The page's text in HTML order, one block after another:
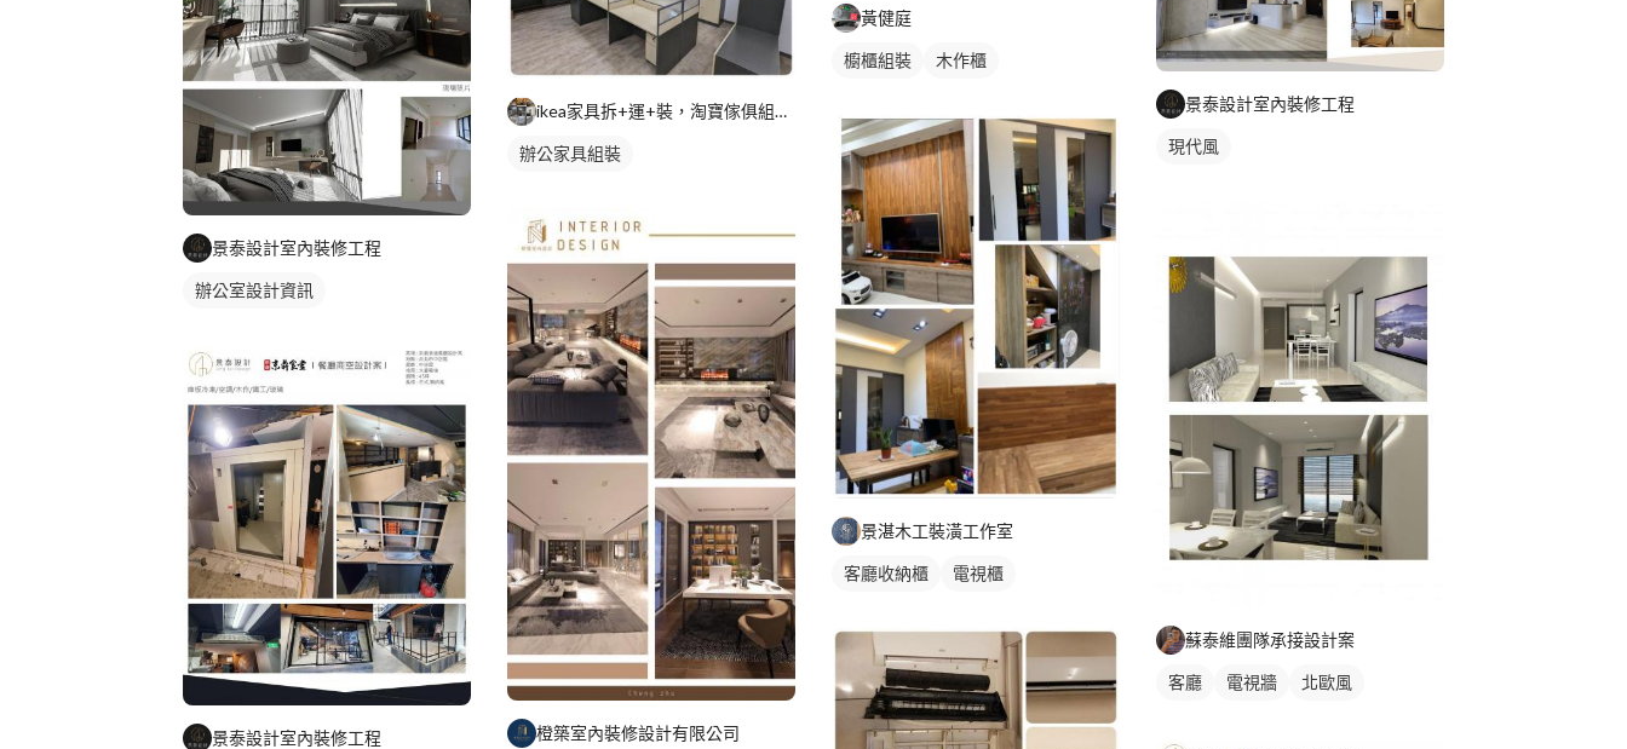
景泰設計室內裝修工程
辦公室設計資訊
景泰設計室內裝修工程
ikea家具拆+運+裝，淘寶傢俱組裝，家具維修
辦公家具組裝
橙築室內裝修設計有限公司
黃健庭
櫥櫃組裝 木作櫃
景湛木工裝潢工作室
客廳收納櫃 電視櫃
景泰設計室內裝修工程
現代風
蘇泰維團隊承接設計案
客廳 電視牆 北歐風